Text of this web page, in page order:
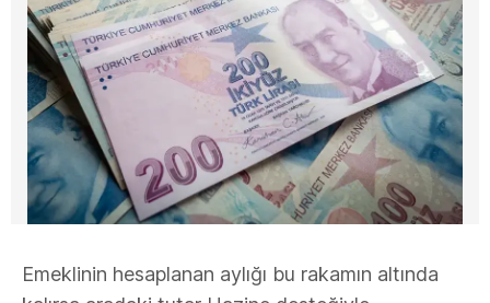
Emeklinin hesaplanan aylığı bu rakamın altında